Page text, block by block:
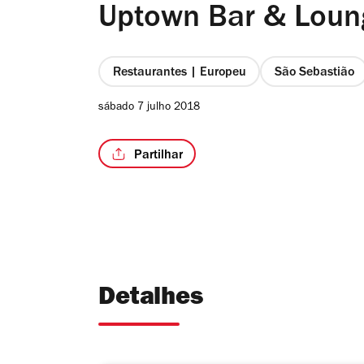
Uptown Bar &
Restaurantes | Europeu São Sebastião
sábado 7 julho 2018
Partilhar
Detalhes